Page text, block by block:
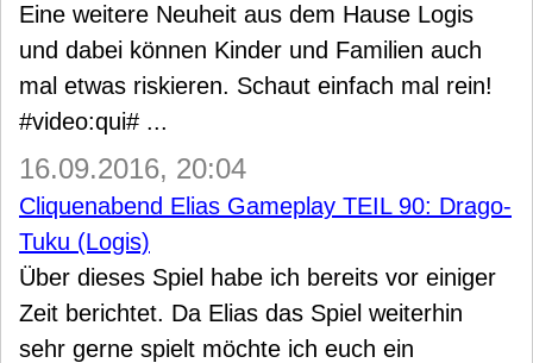
Eine weitere Neuheit aus dem Hause Logis
und dabei können Kinder und Familien auch
mal etwas riskieren. Schaut einfach mal rein!
#video:qui# ...
16.09.2016, 20:04
Cliquenabend Elias Gameplay TEIL 90: Drago-
Tuku (Logis)
Über dieses Spiel habe ich bereits vor einiger
Zeit berichtet. Da Elias das Spiel weiterhin
sehr gerne spielt möchte ich euch ein